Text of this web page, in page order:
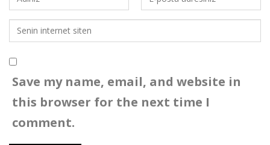
Save my name, email, and website in
this browser for the next time I
comment.